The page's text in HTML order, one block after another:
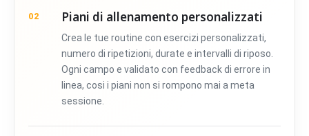
02 Piani di allenamento personalizzati
Crea le tue routine con esercizi personalizzati,
numero di ripetizioni, durate e intervalli di riposo.
Ogni campo e validato con feedback di errore in
linea, cosi i piani non si rompono mai a meta
sessione.